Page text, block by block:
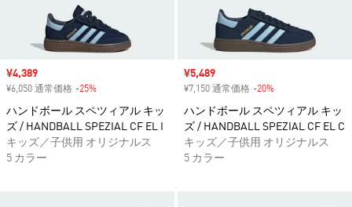
セール価格
¥4,389
¥6,050 通常価格 -25%
ハンドボール スペツィアル キッ
ズ / HANDBALL SPEZIAL CF EL I
キッズ／子供用 オリジナルス
5 カラー
セール価格
¥5,489
¥7,150 通常価格 -20%
ハンドボール スペツィアル キッ
ズ / HANDBALL SPEZIAL CF EL C
キッズ／子供用 オリジナルス
5 カラー